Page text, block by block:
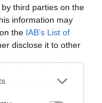
third parties on the
information may
the IAB’s List of
disclose it to other
κοινωνικής
όλων των
στη Γάζα
της Χαμάς